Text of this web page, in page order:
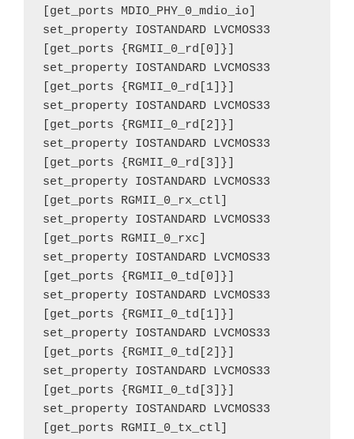
[get_ports MDIO_PHY_0_mdio_io]
set_property IOSTANDARD LVCMOS33
[get_ports {RGMII_0_rd[0]}]
set_property IOSTANDARD LVCMOS33
[get_ports {RGMII_0_rd[1]}]
set_property IOSTANDARD LVCMOS33
[get_ports {RGMII_0_rd[2]}]
set_property IOSTANDARD LVCMOS33
[get_ports {RGMII_0_rd[3]}]
set_property IOSTANDARD LVCMOS33
[get_ports RGMII_0_rx_ctl]
set_property IOSTANDARD LVCMOS33
[get_ports RGMII_0_rxc]
set_property IOSTANDARD LVCMOS33
[get_ports {RGMII_0_td[0]}]
set_property IOSTANDARD LVCMOS33
[get_ports {RGMII_0_td[1]}]
set_property IOSTANDARD LVCMOS33
[get_ports {RGMII_0_td[2]}]
set_property IOSTANDARD LVCMOS33
[get_ports {RGMII_0_td[3]}]
set_property IOSTANDARD LVCMOS33
[get_ports RGMII_0_tx_ctl]